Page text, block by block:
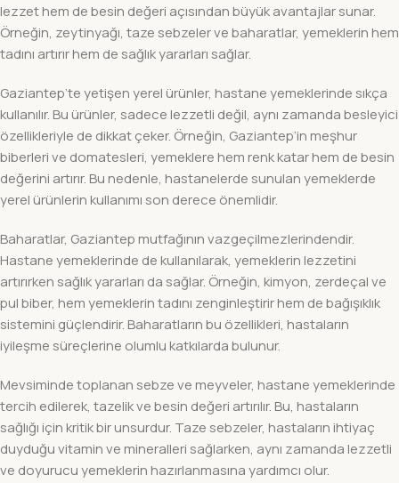
lezzet hem de besin değeri açısından büyük avantajlar sunar.
Örneğin, zeytinyağı, taze sebzeler ve baharatlar, yemeklerin hem
tadını artırır hem de sağlık yararları sağlar.
Gaziantep’te yetişen yerel ürünler, hastane yemeklerinde sıkça
kullanılır. Bu ürünler, sadece lezzetli değil, aynı zamanda besleyici
özellikleriyle de dikkat çeker. Örneğin, Gaziantep’in meşhur
biberleri ve domatesleri, yemeklere hem renk katar hem de besin
değerini artırır. Bu nedenle, hastanelerde sunulan yemeklerde
yerel ürünlerin kullanımı son derece önemlidir.
Baharatlar, Gaziantep mutfağının vazgeçilmezlerindendir.
Hastane yemeklerinde de kullanılarak, yemeklerin lezzetini
artırırken sağlık yararları da sağlar. Örneğin, kimyon, zerdeçal ve
pul biber, hem yemeklerin tadını zenginleştirir hem de bağışıklık
sistemini güçlendirir. Baharatların bu özellikleri, hastaların
iyileşme süreçlerine olumlu katkılarda bulunur.
Mevsiminde toplanan sebze ve meyveler, hastane yemeklerinde
tercih edilerek, tazelik ve besin değeri artırılır. Bu, hastaların
sağlığı için kritik bir unsurdur. Taze sebzeler, hastaların ihtiyaç
duyduğu vitamin ve mineralleri sağlarken, aynı zamanda lezzetli
ve doyurucu yemeklerin hazırlanmasına yardımcı olur.